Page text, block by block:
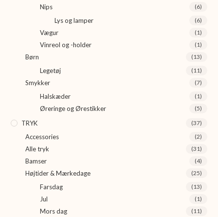
Nips (6)
Lys og lamper (6)
Vægur (1)
Vinreol og -holder (1)
Børn (13)
Legetøj (11)
Smykker (7)
Halskæder (1)
Øreringe og Ørestikker (5)
TRYK (37)
Accessories (2)
Alle tryk (31)
Bamser (4)
Højtider & Mærkedage (25)
Farsdag (13)
Jul (1)
Mors dag (11)